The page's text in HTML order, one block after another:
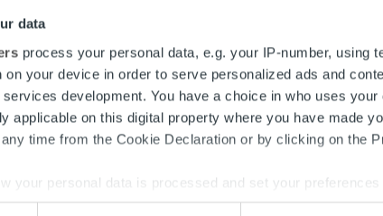
data
process your personal data, e.g. your IP-number, using
your device in order to serve personalized ads and
development. You have a choice in who uses
applicable on this digital property where you have made
time from the Cookie Declaration or by clicking on the
your personal data is processed and set your preferences
Search for: